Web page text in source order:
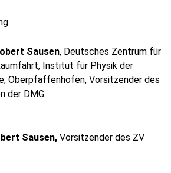
Sausen, Deutsches Zentrum für
Institut für Physik der
Oberpfaffenhofen, Vorsitzender des
der DMG:
Sausen, Vorsitzender des ZV